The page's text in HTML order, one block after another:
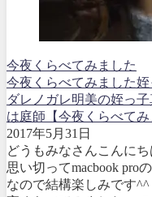
今夜くらべてみました
今夜くらべてみました姪
ダレノガレ明美の姪っ
は庭師【今夜くらべてみ
2017年5月31日
どうもみなさんこんに
思い切ってmacbook pro
なので結構楽しみです